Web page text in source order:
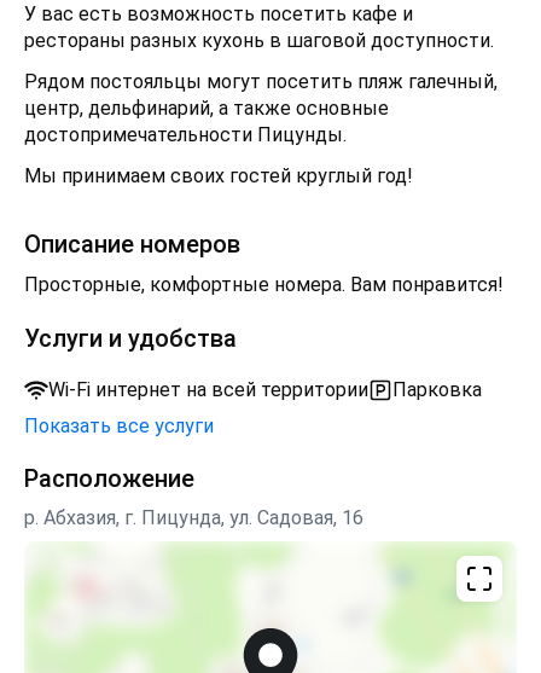
У вас есть возможность посетить кафе и
рестораны разных кухонь в шаговой доступности.
Рядом постояльцы могут посетить пляж галечный,
центр, дельфинарий, а также основные
достопримечательности Пицунды.
Мы принимаем своих гостей круглый год!
Описание номеров
Просторные, комфортные номера. Вам понравится!
Услуги и удобства
Wi-Fi интернет на всей территории
Парковка
Показать все услуги
Расположение
р. Абхазия, г. Пицунда, ул. Садовая, 16